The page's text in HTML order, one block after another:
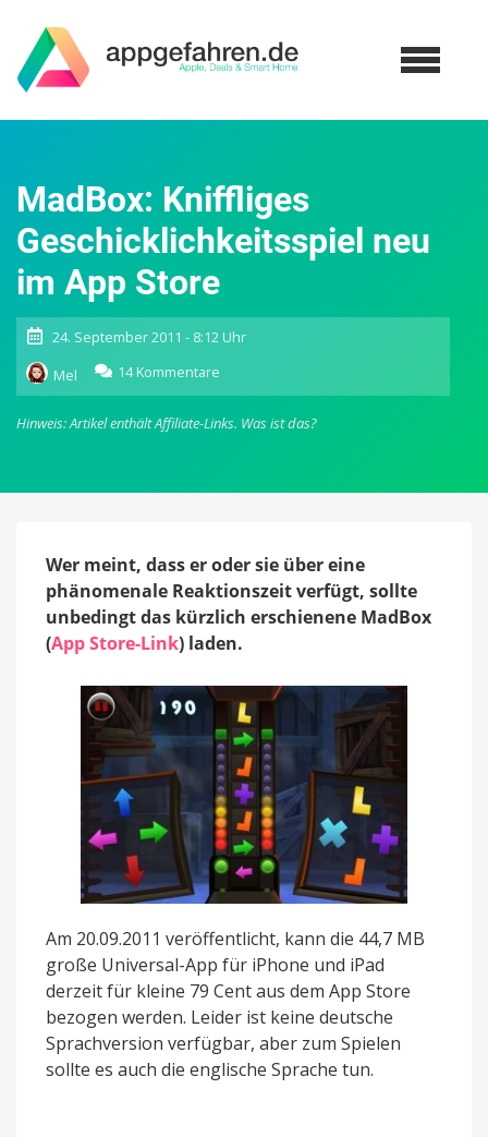
MadBox: Kniffliges
Geschicklichkeitsspiel neu
im App Store
24. September 2011 - 8:12 Uhr
Mel
14 Kommentare
MadBox:
Kniffliges
Geschicklichkeitsspiel
App
Hinweis: Artikel enthält Affiliate-Links. Was ist das?
Wer meint, dass er oder sie über eine
phänomenale Reaktionszeit verfügt, sollte
unbedingt das kürzlich erschienene MadBox
(App Store-Link) laden.
Am 20.09.2011 veröffentlicht, kann die 44,7 MB
große Universal-App für iPhone und iPad
derzeit für kleine 79 Cent aus dem App Store
bezogen werden. Leider ist keine deutsche
Sprachversion verfügbar, aber zum Spielen
sollte es auch die englische Sprache tun.